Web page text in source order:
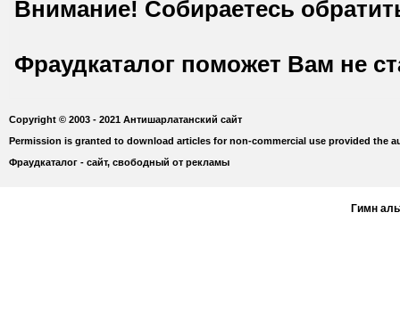
Внимание! Собираетесь
Фраудкаталог поможет Вам не
Copyright © 2003 - 2021 Антишарлатанский сайт
Permission is granted to download articles for non-commercial use provided the
Фраудкаталог - сайт, свободный от рекламы
Гимн